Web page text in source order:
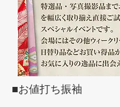
■お値打ち振袖